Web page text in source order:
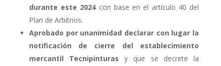
durante este 2024con base en el artículo 40 del
Plan de Arbitrios.
Aprobado por unanimidad declarar con lugar la
notificación de cierre del establecimiento
mercantil Tecnipinturas y que se decrete la